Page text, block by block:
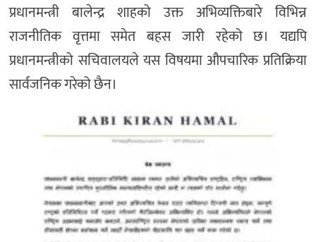
प्रधानमन्त्री बालेन्द्र शाहको उक्त अभिव्यक्तिबारे विभिन्न
राजनीतिक वृत्तमा समेत बहस जारी रहेको छ। यद्यपि
प्रधानमन्त्रीको सचिवालयले यस विषयमा औपचारिक प्रतिक्रिया
सार्वजनिक गरेको छैन।